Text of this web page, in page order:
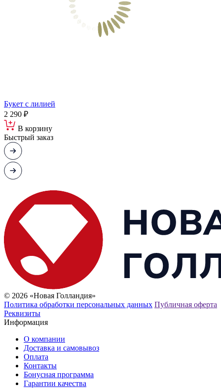
Букет с лилией
2 290 ₽
В корзину
Быстрый заказ
© 2026 «Новая Голландия»
Политика обработки персональных данных Публичная оферта
Реквизиты
Информация
О компании
Доставка и самовывоз
Оплата
Контакты
Бонусная программа
Гарантии качества